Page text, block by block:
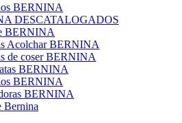
BERNINA
DESCATALOGADOS
BERNINA
Acolchar BERNINA
de coser BERNINA
BERNINA
BERNINA
BERNINA
Bernina